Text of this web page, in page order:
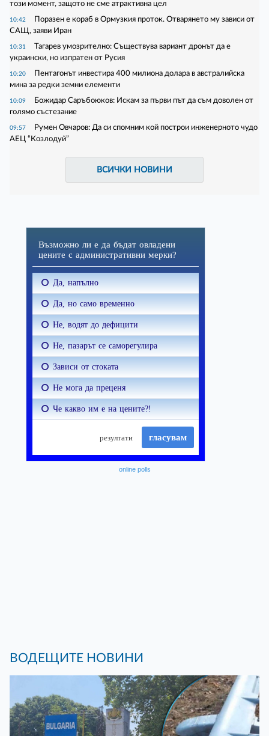
този момент, защото не сме атрактивна цел
10:42
Поразен е кораб в Ормузкия проток. Отварянето му зависи от
САЩ, заяви Иран
10:31
Тагарев умозрително: Съществува вариант дронът да е
украински, но изпратен от Русия
10:20
Пентагонът инвестира 400 милиона долара в австралийска
мина за редки земни елементи
10:09
Божидар Саръбоюков: Искам за първи път да съм доволен от
голямо състезание
09:57
Румен Овчаров: Да си спомним кой построи инженерното чудо
АЕЦ “Козлодуй”
ВСИЧКИ НОВИНИ
online polls
ВОДЕЩИТЕ НОВИНИ